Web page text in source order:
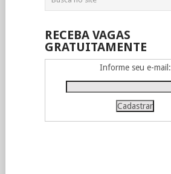
RECEBA VAGAS
GRATUITAMENTE
Informe seu e-mail: